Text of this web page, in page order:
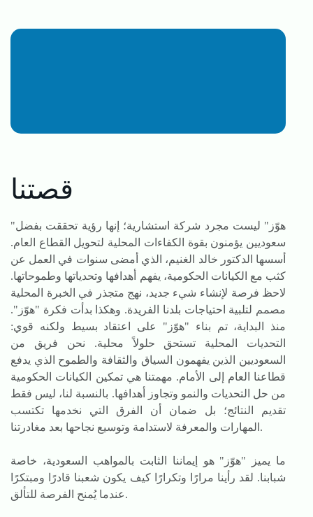
قصتنا
"هوّز" ليست مجرد شركة استشارية؛ إنها رؤية تحققت بفضل
سعوديين يؤمنون بقوة الكفاءات المحلية لتحويل القطاع العام.
أسسها الدكتور خالد الغنيم، الذي أمضى سنوات في العمل عن
كثب مع الكيانات الحكومية، يفهم أهدافها وتحدياتها وطموحاتها.
لاحظ فرصة لإنشاء شيء جديد، نهج متجذر في الخبرة المحلية
مصمم لتلبية احتياجات بلدنا الفريدة. وهكذا بدأت فكرة "هوّز".
منذ البداية، تم بناء "هوّز" على اعتقاد بسيط ولكنه قوي:
التحديات المحلية تستحق حلولاً محلية. نحن فريق من
السعوديين الذين يفهمون السياق والثقافة والطموح الذي يدفع
قطاعنا العام إلى الأمام. مهمتنا هي تمكين الكيانات الحكومية
من حل التحديات والنمو وتجاوز أهدافها. بالنسبة لنا، ليس فقط
تقديم النتائج؛ بل ضمان أن الفرق التي نخدمها تكتسب
المهارات والمعرفة لاستدامة وتوسيع نجاحها بعد مغادرتنا.
ما يميز "هوّز" هو إيماننا الثابت بالمواهب السعودية، خاصة
شبابنا. لقد رأينا مرارًا وتكرارًا كيف يكون شعبنا قادرًا ومبتكرًا
عندما يُمنح الفرصة للتألق.